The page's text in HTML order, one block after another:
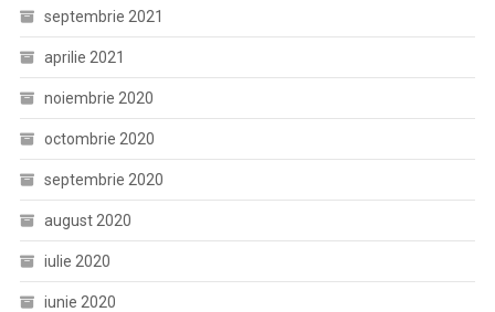
septembrie 2021
aprilie 2021
noiembrie 2020
octombrie 2020
septembrie 2020
august 2020
iulie 2020
iunie 2020